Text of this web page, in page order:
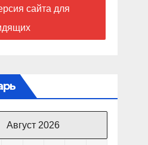
сайта для
Август 2026